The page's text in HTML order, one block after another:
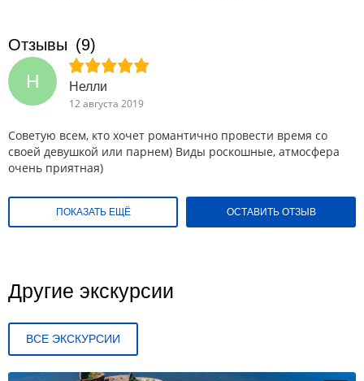
Отзывы (9)
Н
Нелли
12 августа 2019
Советую всем, кто хочет романтично провести время со
своей девушкой или парнем) Виды роскошные, атмосфера
очень приятная)
ПОКАЗАТЬ ЕЩЁ ОСТАВИТЬ ОТЗЫВ
Другие экскурсии
ВСЕ ЭКСКУРСИИ